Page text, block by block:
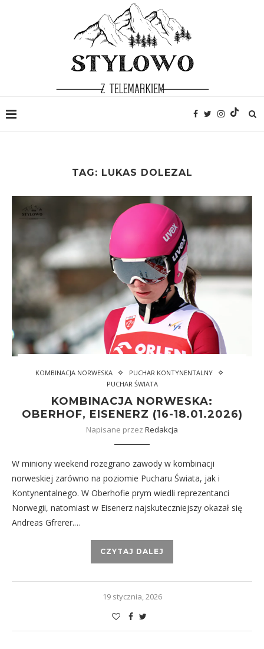
TAG: LUKAS DOLEZAL
KOMBINACJA NORWESKA
PUCHAR KONTYNENTALNY
PUCHAR ŚWIATA
KOMBINACJA NORWESKA:
OBERHOF, EISENERZ (16-18.01.2026)
Napisane przez Redakcja
W miniony weekend rozegrano zawody w kombinacji
norweskiej zarówno na poziomie Pucharu Świata, jak i
Kontynentalnego. W Oberhofie prym wiedli reprezentanci
Norwegii, natomiast w Eisenerz najskuteczniejszy okazał się
Andreas Gfrerer.…
CZYTAJ DALEJ
19 stycznia, 2026